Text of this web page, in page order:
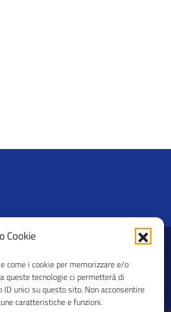
Cookie
come i cookie per memorizzare e/o
queste tecnologie ci permetterà di
unici su questo sito. Non acconsentire
caratteristiche e funzioni.